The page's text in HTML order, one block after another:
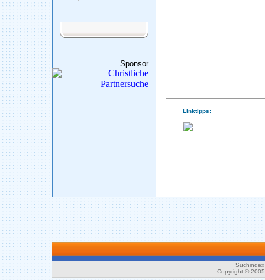
Sponsor
Linktipps:
Copyright ©